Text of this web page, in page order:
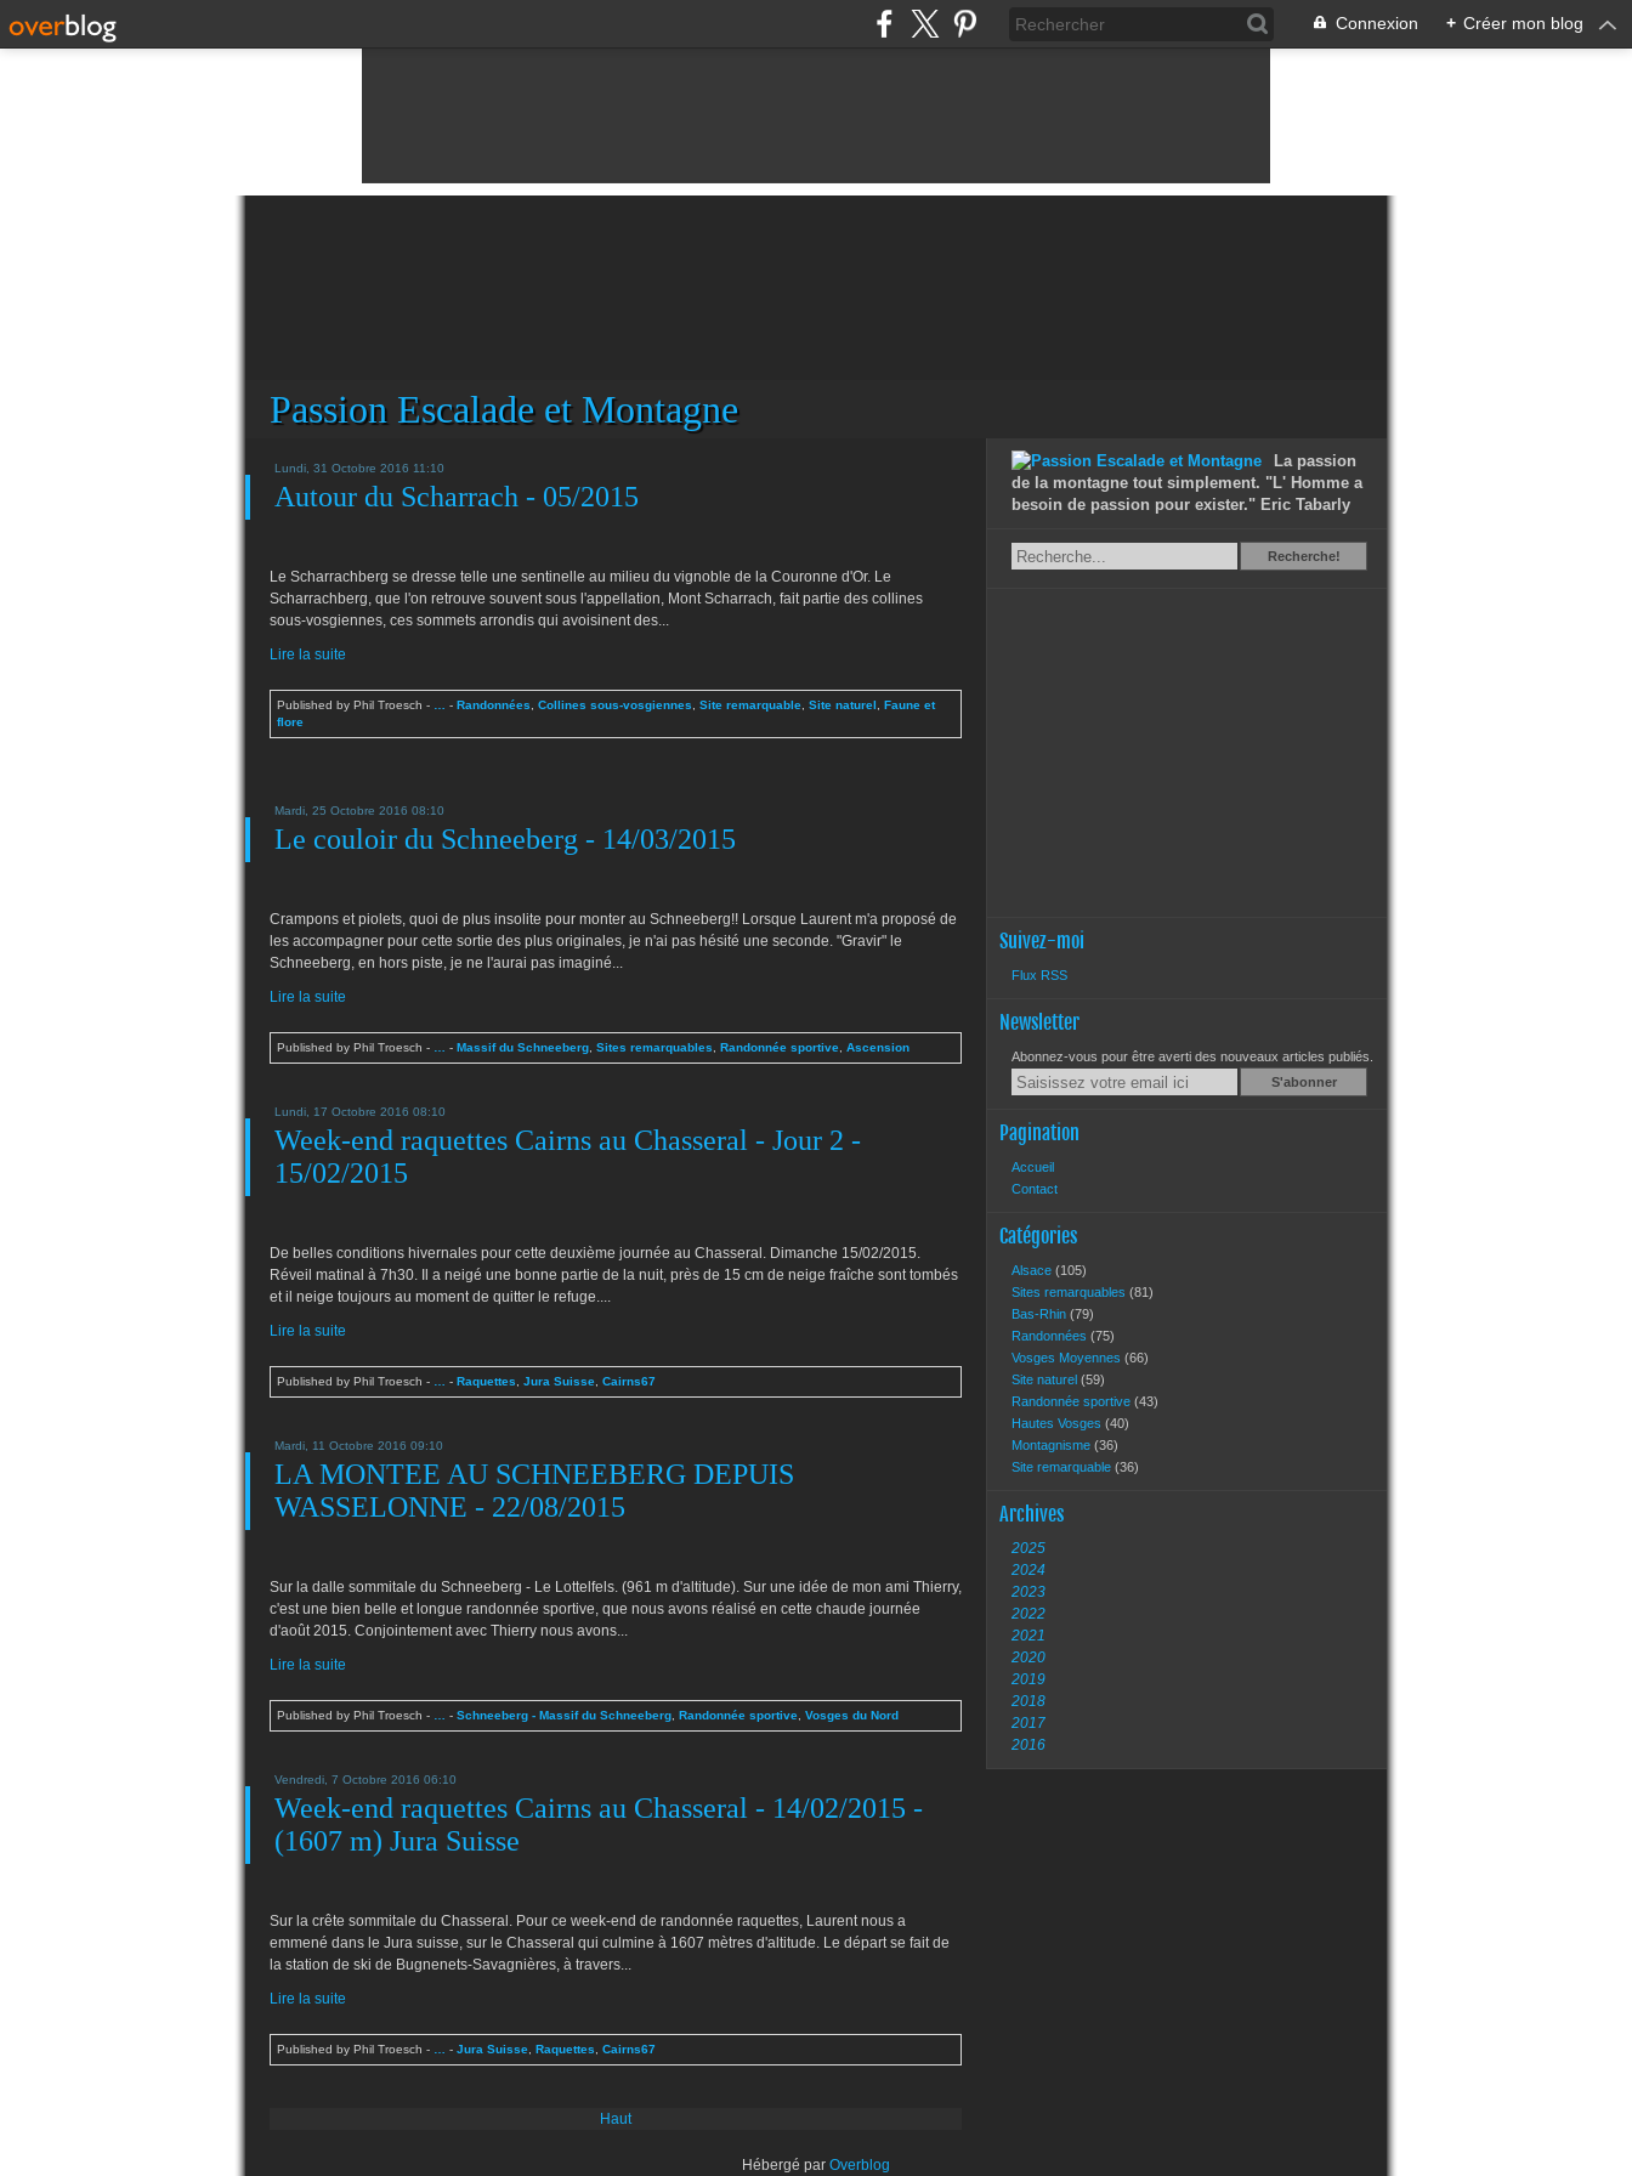
Connexion + Créer mon blog
Passion Escalade et Montagne
Lundi, 31 Octobre 2016 11:10
Autour du Scharrach - 05/2015
Le Scharrachberg se dresse telle une sentinelle au milieu du vignoble de la Couronne d'Or. Le
Scharrachberg, que l'on retrouve souvent sous l'appellation, Mont Scharrach, fait partie des collines
sous-vosgiennes, ces sommets arrondis qui avoisinent des...
Lire la suite
Published by Phil Troesch - - Randonnées Collines sous-vosgiennes Site remarquable Site naturel
Faune et
flore
Mardi, 25 Octobre 2016 08:10
Le couloir du Schneeberg - 14/03/2015
Crampons et piolets, quoi de plus insolite pour monter au Schneeberg!! Lorsque Laurent m'a proposé de
les accompagner pour cette sortie des plus originales, je n'ai pas hésité une seconde. "Gravir" le
Schneeberg, en hors piste, je ne l'aurai pas imaginé...
Lire la suite
Published by Phil Troesch - - Massif du Schneeberg Sites remarquables Randonnée sportive Ascension
Lundi, 17 Octobre 2016 08:10
Week-end raquettes Cairns au Chasseral - Jour 2 -
15/02/2015
De belles conditions hivernales pour cette deuxième journée au Chasseral. Dimanche 15/02/2015.
Réveil matinal à 7h30. Il a neigé une bonne partie de la nuit, près de 15 cm de neige fraîche sont tombés
et il neige toujours au moment de quitter le refuge....
Lire la suite
Published by Phil Troesch - - Raquettes Jura Suisse Cairns67
Mardi, 11 Octobre 2016 09:10
LA MONTEE AU SCHNEEBERG DEPUIS
WASSELONNE - 22/08/2015
Sur la dalle sommitale du Schneeberg - Le Lottelfels. (961 m d'altitude). Sur une idée de mon ami Thierry,
c'est une bien belle et longue randonnée sportive, que nous avons réalisé en cette chaude journée
d'août 2015. Conjointement avec Thierry nous avons...
Lire la suite
Published by Phil Troesch - - Schneeberg - Massif du Schneeberg Randonnée sportive Vosges du Nord
Vendredi, 7 Octobre 2016 06:10
Week-end raquettes Cairns au Chasseral - 14/02/2015 -
(1607 m) Jura Suisse
Sur la crête sommitale du Chasseral. Pour ce week-end de randonnée raquettes, Laurent nous a
emmené dans le Jura suisse, sur le Chasseral qui culmine à 1607 mètres d'altitude. Le départ se fait de
la station de ski de Bugnenets-Savagnières, à travers...
Lire la suite
Published by Phil Troesch - - Jura Suisse Raquettes Cairns67
Haut
La passion
de la montagne tout simplement. "L' Homme a
besoin de passion pour exister." Eric Tabarly
RechercheRecherche!
Suivez-moi
Flux RSS
Newsletter
Abonnez-vous pour être averti des nouveaux articles publiés.
Email
Pagination
Accueil
Contact
Catégories
Alsace (105)
Sites remarquables (81)
Bas-Rhin (79)
Randonnées (75)
Vosges Moyennes (66)
Site naturel (59)
Randonnée sportive (43)
Hautes Vosges (40)
Montagnisme (36)
Site remarquable (36)
Archives
2025
2024
2023
2022
2021
2020
2019
2018
2017
2016
Hébergé par Overblog